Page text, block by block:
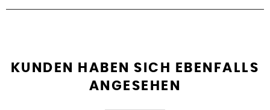
KUNDEN HABEN SICH EBENFALLS
ANGESEHEN